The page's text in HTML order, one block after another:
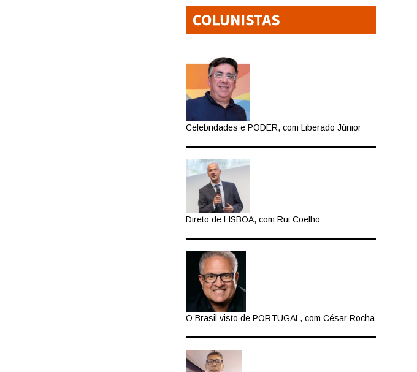
Celebridades e PODER, com Liberado Júnior
Direto de LISBOA, com Rui Coelho
O Brasil visto de PORTUGAL, com César Rocha